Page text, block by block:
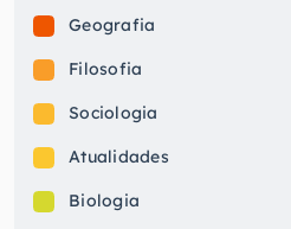
Geografia
Filosofia
Sociologia
Atualidades
Biologia